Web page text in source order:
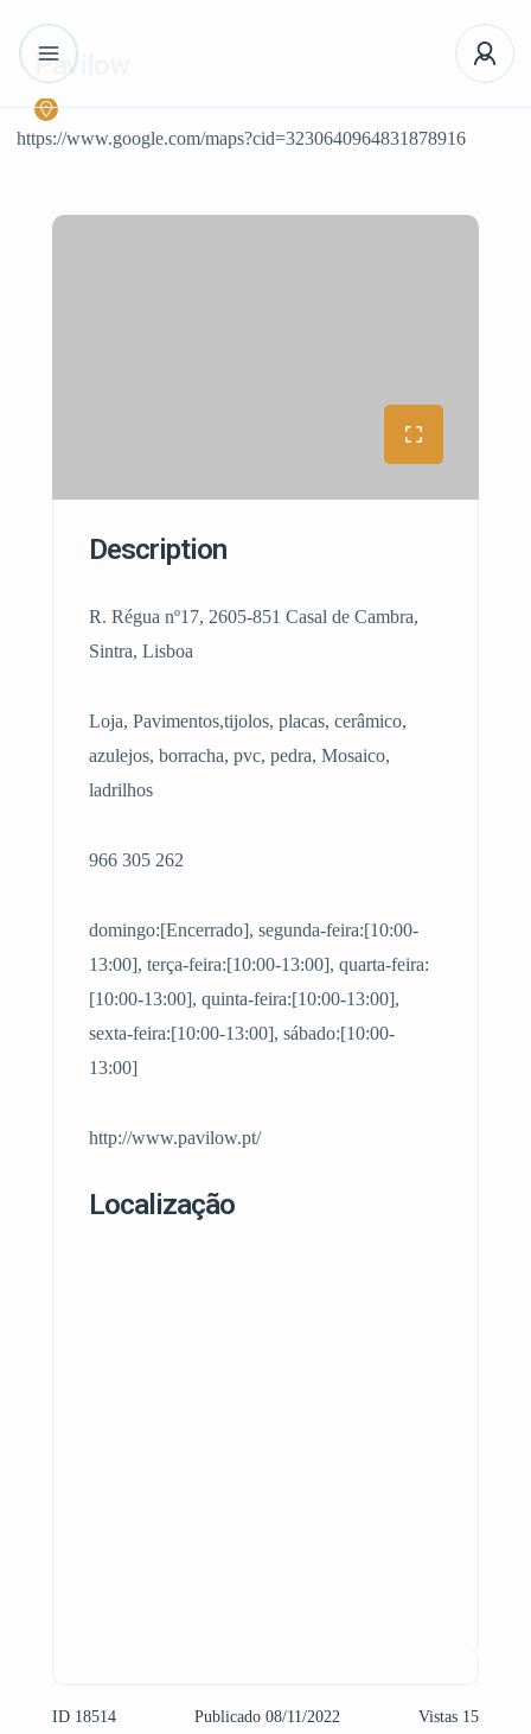
Pavilow
https://www.google.com/maps?cid=3230640964831878916
Description
R. Régua nº17, 2605-851 Casal de Cambra,
Sintra, Lisboa
Loja, Pavimentos,tijolos, placas, cerâmico,
azulejos, borracha, pvc, pedra, Mosaico,
ladrilhos
966 305 262
domingo:[Encerrado], segunda-feira:[10:00-
13:00], terça-feira:[10:00-13:00], quarta-feira:
[10:00-13:00], quinta-feira:[10:00-13:00],
sexta-feira:[10:00-13:00], sábado:[10:00-
13:00]
http://www.pavilow.pt/
Localização
ID 18514 Publicado 08/11/2022 Vistas 15